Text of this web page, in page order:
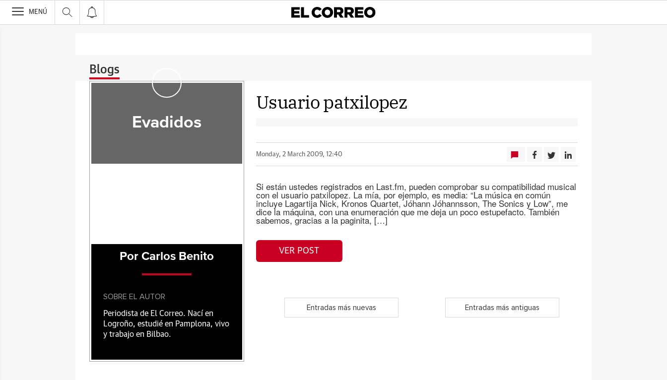
>
MENÚ
Blogs
Usuario patxilopez
Monday, 2 March 2009, 12:40
Si están ustedes registrados en Last.fm, pueden comprobar su compatibilidad musical
con el usuario patxilopez. La mía, por ejemplo, es media: “La música en común
incluye Lagartija Nick, Kronos Quartet, Jóhann Jóhannsson, The Sonics y Low”, me
dice la máquina, con una enumeración que me deja un poco estupefacto. También
sabemos, gracias a la paginita, […]
VER POST
Entradas más nuevas Entradas más antiguas
Evadidos
Por Carlos Benito
SOBRE EL AUTOR
Periodista de El Correo. Nací en
Logroño, estudié en Pamplona, vivo
y trabajo en Bilbao.